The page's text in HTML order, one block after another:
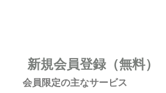
新規会員登録（無料）
会員限定の主なサービス